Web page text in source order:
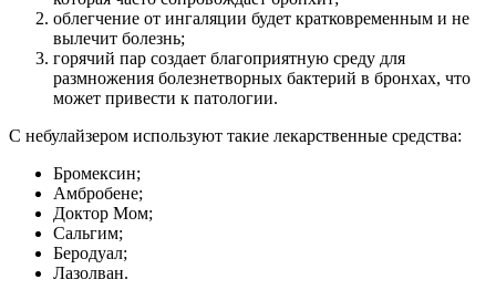
облегчение от ингаляции будет кратковременным и не
вылечит болезнь;
горячий пар создает благоприятную среду для
размножения болезнетворных бактерий в бронхах, что
может привести к патологии.
С небулайзером используют такие лекарственные средства:
Бромексин;
Амбробене;
Доктор Мом;
Сальгим;
Беродуал;
Лазолван.